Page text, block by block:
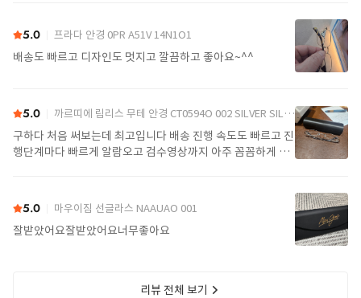
5.0 프라다 안경 0PR A51V 14N1O1
배송도 빠르고 디자인도 멋지고 깔끔하고 좋아요~^^
5.0 까르띠에 림리스 무테 안경 CT0594O 002 SILVER SILVER TRANSPARENT
구하다 처음 써보는데 최고입니다 배송 진행 속도도 빠르고 진
행단계마다 빠르게 알람오고 검수영상까지 아주 꼼꼼하게 찍
5.0 마우이짐 선글라스 NAAUAO 001
잘받았어요잘받았어요너무좋아요
리뷰 전체 보기